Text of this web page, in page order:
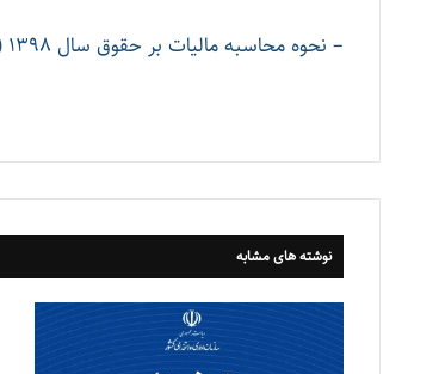
– نحوه محاسبه مالیات بر حقوق سال 1398 (به همراه فایل اکسل)
نوشته های مشابه